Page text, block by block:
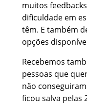
muitos
dificuldade em
têm. E também
opções
Recebemos
pessoas que
não
ficou salva pelas